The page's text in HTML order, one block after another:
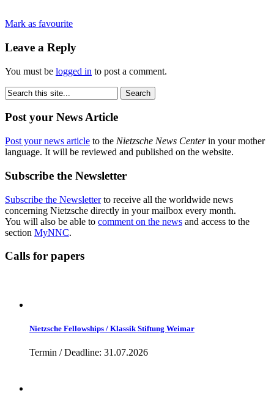
Mark as favourite
Leave a Reply
You must be logged in to post a comment.
Post your News Article
Post your news article to the Nietzsche News Centerin your mother
language. It will be reviewed and published on the website.
Subscribe the Newsletter
Subscribe the Newsletterto receive all the worldwide news
concerning Nietzsche directly in your mailbox every month.
You will also be able to comment on the news and access to the
section MyNNC.
Calls for papers
Nietzsche Fellowships / Klassik Stiftung Weimar
Termin / Deadline: 31.07.2026